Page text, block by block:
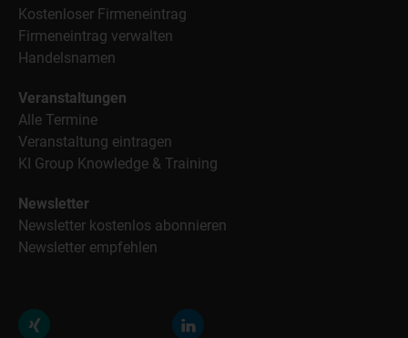
Kostenloser Firmeneintrag
Firmeneintrag verwalten
Handelsnamen
Veranstaltungen
Alle Termine
Veranstaltung eintragen
KI Group Knowledge & Training
Newsletter
Newsletter kostenlos abonnieren
Newsletter empfehlen